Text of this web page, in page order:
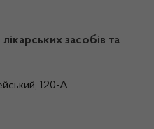
засобів та
120-А